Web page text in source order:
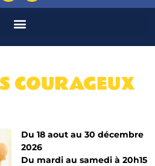
COURAGEUX
Du 18 aout au 30 décembre
2026
Du mardi au samedi à 20h15